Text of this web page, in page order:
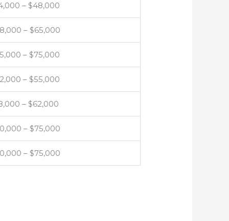
– $48,000
– $65,000
– $75,000
– $55,000
– $62,000
– $75,000
– $75,000